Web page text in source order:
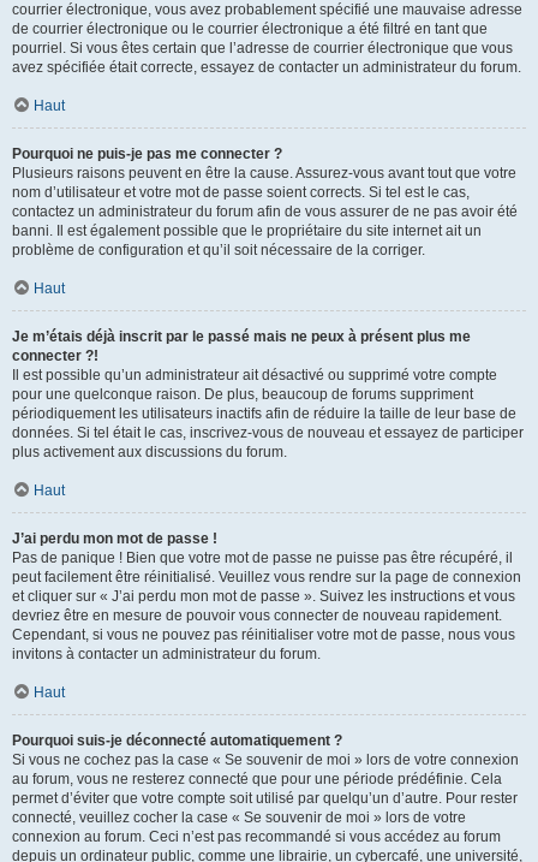
courrier électronique, vous avez probablement spécifié une mauvaise adresse
de courrier électronique ou le courrier électronique a été filtré en tant que
pourriel. Si vous êtes certain que l’adresse de courrier électronique que vous
avez spécifiée était correcte, essayez de contacter un administrateur du forum.
Haut
Pourquoi ne puis-je pas me connecter ?
Plusieurs raisons peuvent en être la cause. Assurez-vous avant tout que votre
nom d’utilisateur et votre mot de passe soient corrects. Si tel est le cas,
contactez un administrateur du forum afin de vous assurer de ne pas avoir été
banni. Il est également possible que le propriétaire du site internet ait un
problème de configuration et qu’il soit nécessaire de la corriger.
Haut
Je m’étais déjà inscrit par le passé mais ne peux à présent plus me
connecter ?!
Il est possible qu’un administrateur ait désactivé ou supprimé votre compte
pour une quelconque raison. De plus, beaucoup de forums suppriment
périodiquement les utilisateurs inactifs afin de réduire la taille de leur base de
données. Si tel était le cas, inscrivez-vous de nouveau et essayez de participer
plus activement aux discussions du forum.
Haut
J’ai perdu mon mot de passe !
Pas de panique ! Bien que votre mot de passe ne puisse pas être récupéré, il
peut facilement être réinitialisé. Veuillez vous rendre sur la page de connexion
et cliquer sur « J’ai perdu mon mot de passe ». Suivez les instructions et vous
devriez être en mesure de pouvoir vous connecter de nouveau rapidement.
Cependant, si vous ne pouvez pas réinitialiser votre mot de passe, nous vous
invitons à contacter un administrateur du forum.
Haut
Pourquoi suis-je déconnecté automatiquement ?
Si vous ne cochez pas la case « Se souvenir de moi » lors de votre connexion
au forum, vous ne resterez connecté que pour une période prédéfinie. Cela
permet d’éviter que votre compte soit utilisé par quelqu’un d’autre. Pour rester
connecté, veuillez cocher la case « Se souvenir de moi » lors de votre
connexion au forum. Ceci n’est pas recommandé si vous accédez au forum
depuis un ordinateur public, comme une librairie, un cybercafé, une université,